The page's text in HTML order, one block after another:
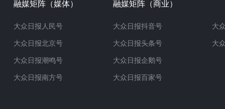
融媒矩阵（媒体）
大众日报人民号
大众日报北京号
大众日报潮鸣号
大众日报南方号
融媒矩阵（商业）
大众日报抖音号
大众日报头条号
大众日报企鹅号
大众日报百家号
大
大